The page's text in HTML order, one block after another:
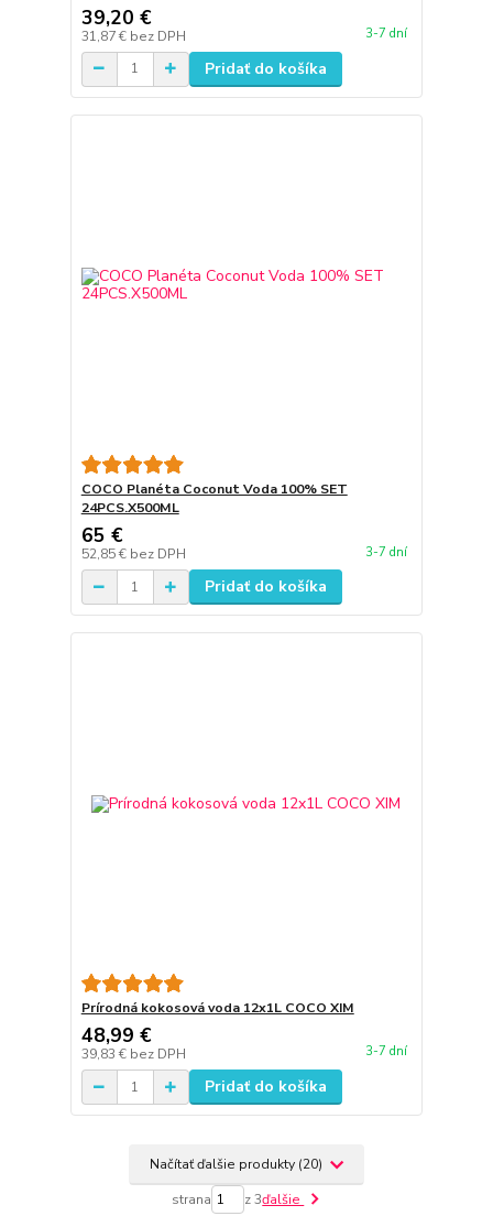
39,20 €
31,87 € bez DPH 3-7 dní
Pridať do košíka
COCO Planéta Coconut Voda 100% SET
24PCS.X500ML
65 €
52,85 € bez DPH 3-7 dní
Pridať do košíka
Prírodná kokosová voda 12x1L COCO XIM
48,99 €
39,83 € bez DPH 3-7 dní
Pridať do košíka
Načítať ďalšie produkty (20)
strana z 3ďalšie